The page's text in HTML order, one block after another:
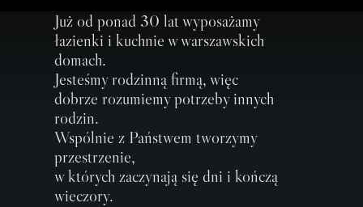
Już od ponad 30 lat wyposażamy
łazienki i kuchnie w warszawskich
domach.
Jesteśmy rodzinną firmą, więc
dobrze rozumiemy potrzeby innych
rodzin.
Wspólnie z Państwem tworzymy
przestrzenie,
w których zaczynają się dni i kończą
wieczory.